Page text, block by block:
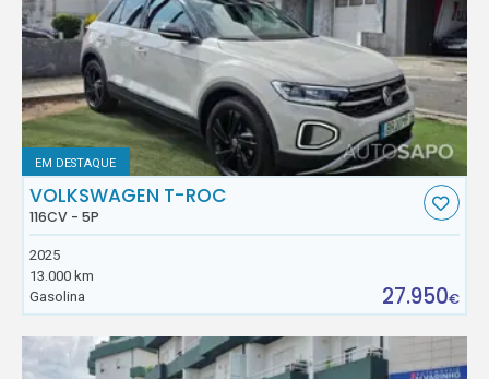
EM DESTAQUE
VOLKSWAGEN T-ROC
116CV - 5P
2025
13.000 km
Gasolina
27.950€